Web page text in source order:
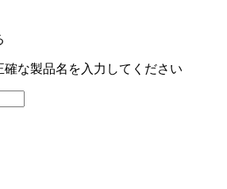
な製品名を入力してください